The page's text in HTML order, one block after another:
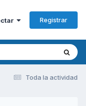
Registrar
Toda la actividad